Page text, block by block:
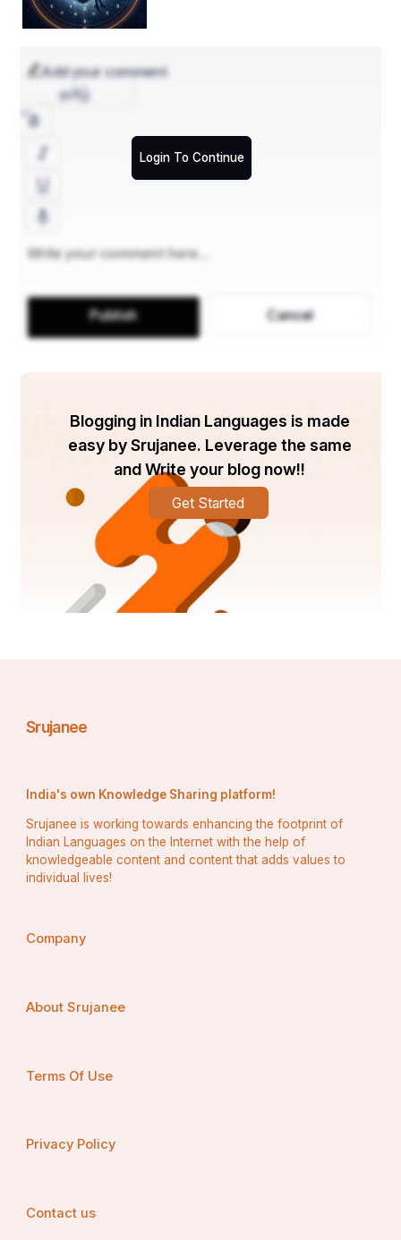
ବିଶ୍ବାସ କରିବା ପାଇଁ ଶାସ୍ତ୍ର ବଚନ ଏବଂ ଆପ୍ତବାକ୍ୟ ରେ
ର ସାଧନ ହୋଇ ନଥାଏ ଏବଂ ସାଧନ ବିନା ପ୍ରାପ୍ତି ହୁଏନାହିଁ ।
ଅତିଏବ ଶାସ୍ତ୍ର, ସନ୍ଥ ଏବଂ ଆତ୍ମା ଉପରେ ବିଶ୍ଵାସ ରଖ
।
🚩🙏ନମୋ ନାରାୟଣ 🙏🚩
Add your comment
Login To Continue
தமிழ்
Publish Cancel
Blogging in Indian Languages is made
easy by Srujanee. Leverage the same
and Write your blog now!!
Get Started
Srujanee
India's own Knowledge Sharing platform!
Srujanee is working towards enhancing the footprint of
Indian Languages on the Internet with the help of
knowledgeable content and content that adds values to
individual lives!
Company
About Srujanee
Terms Of Use
Privacy Policy
Contact us